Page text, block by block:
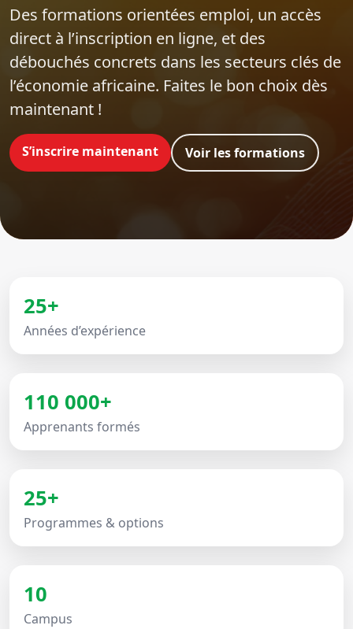
Des formations orientées emploi‍, un accès
direct à l’inscription en ligne, et des
débouchés concrets dans les secteurs clés de
l’économie africaine. Faites le bon choix dès
maintenant !
S’inscrire maintenant Voir les formations
25+
Années d’expérience
110 000+
Apprenants formés
25+
Programmes & options
10
Campus